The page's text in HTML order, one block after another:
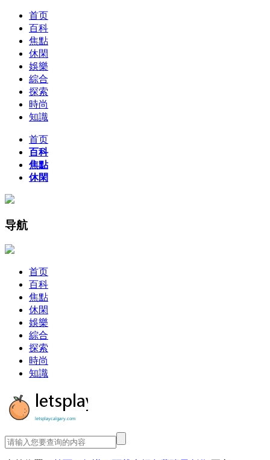
首页
百科
焦點
休閑
娛樂
綜合
探索
時尚
知識
首页
百科
焦點
休閑
导航
首页
百科
焦點
休閑
娛樂
綜合
探索
時尚
知識